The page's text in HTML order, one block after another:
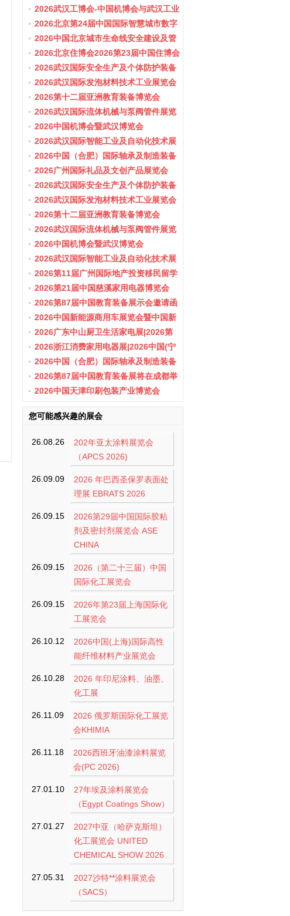
隔音新材料展览
2026武汉工博会-中国机博会与武汉工业
博览会
2026北京第24届中国国际智慧城市数字
化城市城市更新建设博览会(主办住建
部）
2026中国北京城市生命线安全建设及管
网博览会
2026北京住博会2026第23届中国住博会
2026住博会
2026武汉国际安全生产及个体防护装备
展览会
2026武汉国际发泡材料技术工业展览会
2026第十二届亚洲教育装备博览会
2026武汉国际流体机械与泵阀管件展览
会/阀门展
2026中国机博会暨武汉博览会
2026武汉国际智能工业及自动化技术展
览会
2026中国（合肥）国际轴承及制造装备
展览会
2026广州国际礼品及文创产品展览会
2026武汉国际安全生产及个体防护装备
展览会
2026武汉国际发泡材料技术工业展览会
2026第十二届亚洲教育装备博览会
2026武汉国际流体机械与泵阀管件展览
会/阀门展
2026中国机博会暨武汉博览会
2026武汉国际智能工业及自动化技术展
览会
2026第11届广州国际地产投资移民留学
展览会
2026第21届中国慈溪家用电器博览会
2026第87届中国教育装备展示会邀请函
2026中国新能源商用车展览会暨中国新
能源商用车创新发展与产业融合大会
2026广东中山厨卫生活家电展|2026第
37届中国家电交易会（中山家电展）
2026浙江消费家用电器展|2026中国(宁
波)国际电子消费品及家用电器博览会
2026中国（合肥）国际轴承及制造装备
展览会
2026第87届中国教育装备展将在成都举
办
2026中国天津印刷包装产业博览会
您可能感兴趣的展会
26.08.26
202年亚太涂料展览会
（APCS 2026)
26.09.09
2026 年巴西圣保罗表面处
理展 EBRATS 2026
26.09.15
2026第29届中国国际胶粘
剂及密封剂展览会 ASE
CHINA
26.09.15
2026（第二十三届）中国
国际化工展览会
26.09.15
2026年第23届上海国际化
工展览会
26.10.12
2026中国(上海)国际高性
能纤维材料产业展览会
26.10.28
2026 年印尼涂料、油墨、
化工展
26.11.09
2026 俄罗斯国际化工展览
会KHIMIA
26.11.18
2026西班牙油漆涂料展览
会(PC 2026)
27.01.10
27年埃及涂料展览会
（Egypt Coatings Show）
27.01.27
2027中亚（哈萨克斯坦）
化工展览会 UNITED
CHEMICAL SHOW 2026
27.05.31
2027沙特**涂料展览会
（SACS）